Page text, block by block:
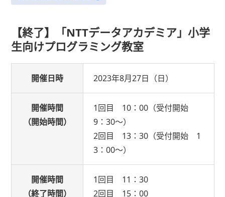
【終了】「NTTデータアカデミア」小学
生向けプログラミング教室
開催日時 2023年8月27日（日）
開催時間
（開始時間）
1回目 10：00（受付開始
9：30～）
2回目 13：30（受付開始 1
3：00～）
開催時間
（終了時間）
1回目 11：30
2回目 15：00